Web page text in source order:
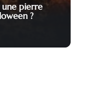
pierre
?